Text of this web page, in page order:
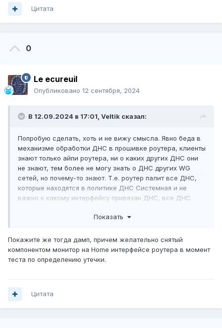
Цитата
0
Le ecureuil
Опубликовано 12 сентября, 2024
В 12.09.2024 в 17:01, Veltik сказал:
Попробую сделать, хоть и не вижу смысла. Явно беда в
механизме обработки ДНС в прошивке роутера, клиенты
знают только айпи роутера, ни о каких других ДНС они
не знают, тем более не могу знать о ДНС других WG
сетей, но почему-то знают. Т.е. роутер палит все ДНС,
которые находятся в политике ДНС Системная и не
важно к какому интерфейсу привязан ДНС, все ДНС
Показать
Покажите же тогда дамп, причем желательно снятый
компонентом монитор на Home интерфейсе роутера в момент
теста по определению утечки.
Цитата